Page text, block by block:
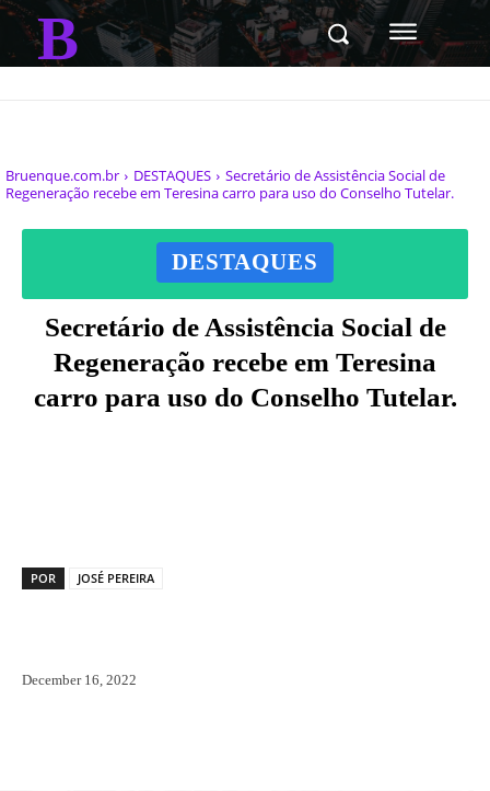
B
Bruenque.com.br DESTAQUES
Secretário de Assistência Social de
Regeneração recebe em Teresina carro para uso do Conselho Tutelar.
DESTAQUES
Secretário de Assistência Social de
Regeneração recebe em Teresina
carro para uso do Conselho Tutelar.
POR JOSÉ PEREIRA
December 16, 2022